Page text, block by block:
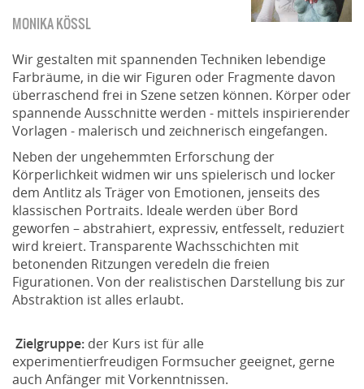
MONIKA KÖSSL
Wir gestalten mit spannenden Techniken lebendige
Farbräume, in die wir Figuren oder Fragmente davon
überraschend frei in Szene setzen können. Körper oder
spannende Ausschnitte werden - mittels inspirierender
Vorlagen - malerisch und zeichnerisch eingefangen.
Neben der ungehemmten Erforschung der
Körperlichkeit widmen wir uns spielerisch und locker
dem Antlitz als Träger von Emotionen, jenseits des
klassischen Portraits. Ideale werden über Bord
geworfen – abstrahiert, expressiv, entfesselt, reduziert
wird kreiert. Transparente Wachsschichten mit
betonenden Ritzungen veredeln die freien
Figurationen. Von der realistischen Darstellung bis zur
Abstraktion ist alles erlaubt.
Zielgruppe: der Kurs ist für alle
experimentierfreudigen Formsucher geeignet, gerne
auch Anfänger mit Vorkenntnissen.